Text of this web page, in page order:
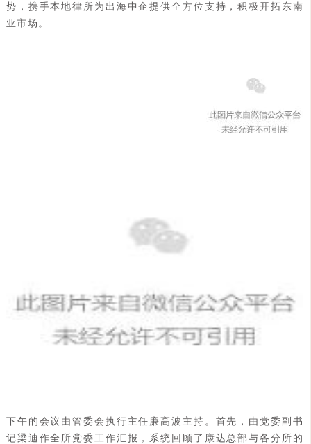
势，携手本地律所为出海中企提供全方位支持，积极开拓东南
亚市场。
下午的会议由管委会执行主任廉高波主持。首先，由党委副书
记梁迪作全所党委工作汇报，系统回顾了康达总部与各分所的